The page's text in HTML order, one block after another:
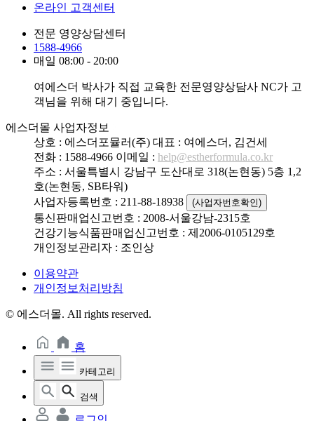
온라인 고객센터
전문 영양상담센터
1588-4966
매일 08:00 - 20:00
여에스더 박사가 직접 교육한 전문영양상담사 NC가 고
객님을 위해 대기 중입니다.
에스더몰 사업자정보
상호 : 에스더포뮬러(주) 대표 : 여에스더, 김건세
전화 : 1588-4966 이메일 : help@estherformula.co.kr
주소 : 서울특별시 강남구 도산대로 318(논현동) 5층 1,2
호(논현동, SB타워)
사업자등록번호 : 211-88-18938
(사업자번호확인)
통신판매업신고번호 : 2008-서울강남-2315호
건강기능식품판매업신고번호 : 제2006-0105129호
개인정보관리자 : 조인상
이용약관
개인정보처리방침
© 에스더몰. All rights reserved.
홈
카테고리
검색